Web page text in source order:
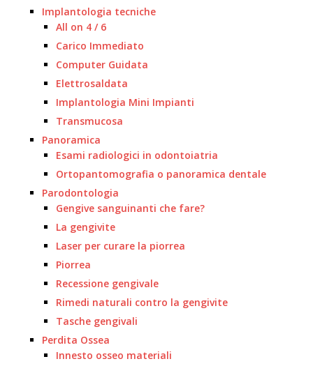
Implantologia tecniche
All on 4 / 6
Carico Immediato
Computer Guidata
Elettrosaldata
Implantologia Mini Impianti
Transmucosa
Panoramica
Esami radiologici in odontoiatria
Ortopantomografia o panoramica dentale
Parodontologia
Gengive sanguinanti che fare?
La gengivite
Laser per curare la piorrea
Piorrea
Recessione gengivale
Rimedi naturali contro la gengivite
Tasche gengivali
Perdita Ossea
Innesto osseo materiali